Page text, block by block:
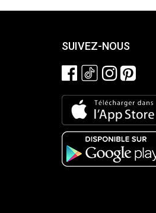
SUIVEZ-NOUS